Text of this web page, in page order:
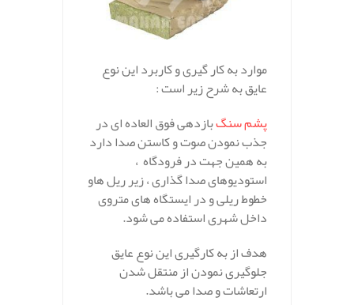
موارد به کار گیری و کاربرد این نوع
عایق به شرح زیر است :
پشم سنگبازدهی فوق العاده ای در
جذب نمودن صوت و کاستن صدا دارد
به همین جهت در فرودگاه ،
استودیوهای صدا گذاری ، زیر ریل هاو
خطوط ریلی و در ایستگاه های متروی
داخل شهری استفاده می شود.
هدف از به کارگیری این نوع عایق
جلوگیری نمودن از منتقل شدن
ارتعاشات و صدا می باشد.